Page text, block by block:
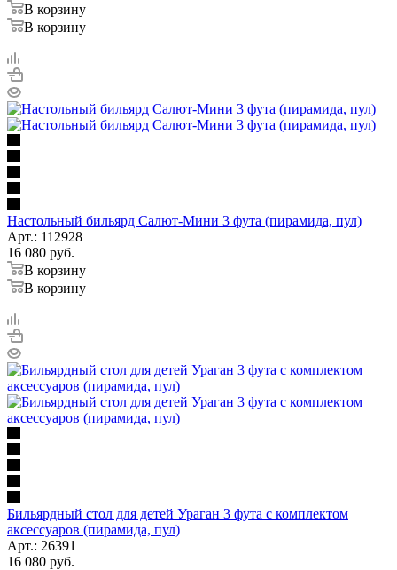
В корзину
В корзину
Настольный бильярд Салют-Мини 3 фута (пирамида, пул)
Арт.: 112928
16 080 руб.
В корзину
В корзину
Бильярдный стол для детей Ураган 3 фута с комплектом
аксессуаров (пирамида, пул)
Арт.: 26391
16 080 руб.